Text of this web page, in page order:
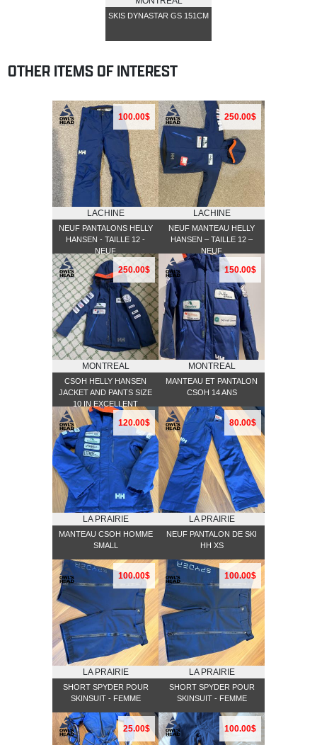
SKIS DYNASTAR GS 151CM
OTHER ITEMS OF INTEREST
100.00$
LACHINE
NEUF PANTALONS HELLY
HANSEN - TAILLE 12 -
NEUF
250.00$
LACHINE
NEUF MANTEAU HELLY
HANSEN – TAILLE 12 –
NEUF
250.00$
MONTREAL
CSOH HELLY HANSEN
JACKET AND PANTS SIZE
10 IN EXCELLENT
CONDITION
150.00$
MONTREAL
MANTEAU ET PANTALON
CSOH 14 ANS
120.00$
LA PRAIRIE
MANTEAU CSOH HOMME
SMALL
80.00$
LA PRAIRIE
NEUF PANTALON DE SKI
HH XS
100.00$
LA PRAIRIE
SHORT SPYDER POUR
SKINSUIT - FEMME
100.00$
LA PRAIRIE
SHORT SPYDER POUR
SKINSUIT - FEMME
25.00$ 100.00$